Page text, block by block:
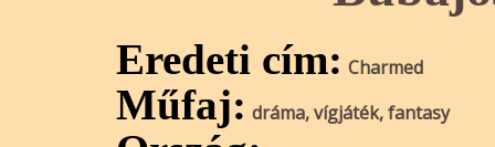
Eredeti cím: Charmed
Műfaj: dráma, vígjáték, fantasy